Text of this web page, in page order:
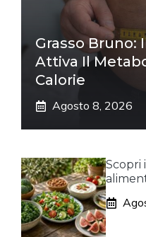
Grasso Bruno:
Attiva Il
Calorie
Agosto 8, 2026
Scopri